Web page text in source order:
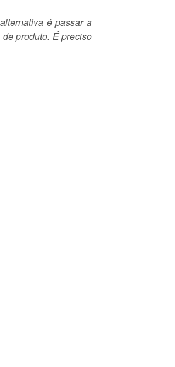
é passar a
produto. É preciso